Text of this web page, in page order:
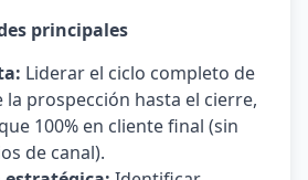
principales
Liderar el ciclo completo de
la prospección hasta el cierre,
100% en cliente final (sin
de canal).